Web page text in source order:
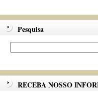
Pesquisa
RECEBA NOSSO